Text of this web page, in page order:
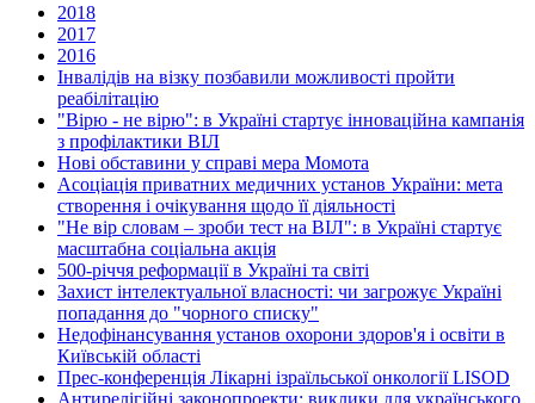
2018
2017
2016
Інвалідів на візку позбавили можливості пройти
реабілітацію
"Вірю - не вірю": в Україні стартує інноваційна кампанія
з профілактики ВІЛ
Нові обставини у справі мера Момота
Асоціація приватних медичних установ України: мета
створення і очікування щодо її діяльності
"Не вір словам – зроби тест на ВІЛ": в Україні стартує
масштабна соціальна акція
500-річчя реформації в Україні та світі
Захист інтелектуальної власності: чи загрожує Україні
попадання до "чорного списку"
Недофінансування установ охорони здоров'я і освіти в
Київській області
Прес-конференція Лікарні ізраїльської онкології LISOD
Антирелігійні законопроекти: виклики для українського